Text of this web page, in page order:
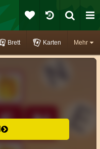
Mehr
Brett Karten